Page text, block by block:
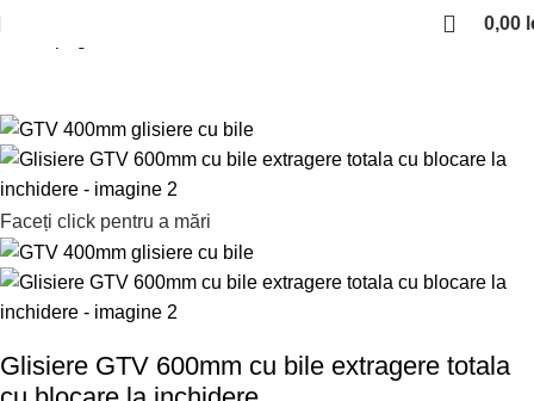
0,00
Faceți click pentru a mări
Glisiere GTV 600mm cu bile extragere totala